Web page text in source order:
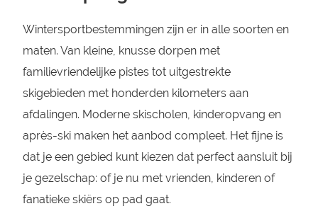
Wintersportbestemmingen zijn er in alle soorten en
maten. Van kleine, knusse dorpen met
familievriendelijke pistes tot uitgestrekte
skigebieden met honderden kilometers aan
afdalingen. Moderne skischolen, kinderopvang en
après-ski maken het aanbod compleet. Het fijne is
dat je een gebied kunt kiezen dat perfect aansluit bij
je gezelschap: of je nu met vrienden, kinderen of
fanatieke skiërs op pad gaat.